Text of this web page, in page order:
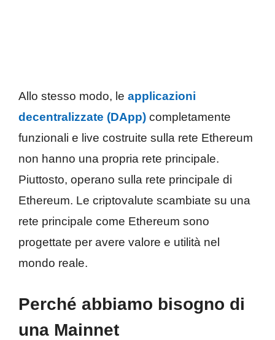
Allo stesso modo, le applicazioni
decentralizzate (DApp) completamente
funzionali e live costruite sulla rete Ethereum
non hanno una propria rete principale.
Piuttosto, operano sulla rete principale di
Ethereum. Le criptovalute scambiate su una
rete principale come Ethereum sono
progettate per avere valore e utilità nel
mondo reale.
Perché abbiamo bisogno di
una Mainnet